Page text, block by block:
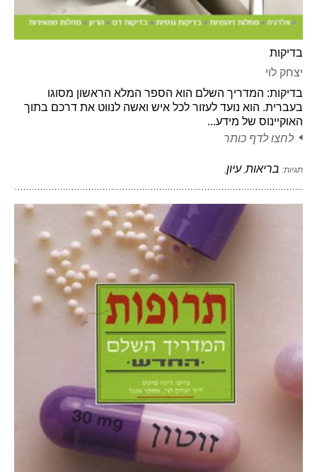
בדיקות
יצחק לוי
בדיקות: המדריך השלם הוא הספר המלא הראשון מסוגו
בעברית. הוא נועד לעזור לכל איש ואשה לנווט את דרכם בתוך
האוקיינוס של מידע...
לחצו לדף כותר
תגיות: בריאות,עיון,